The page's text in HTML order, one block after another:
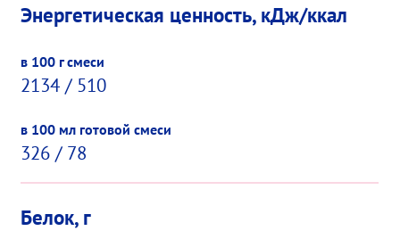
Пищевая
ценность
в 100 в 100
Энергетическая ценность, кДж/ккал
2134 / 510
326 / 78
Белок, г